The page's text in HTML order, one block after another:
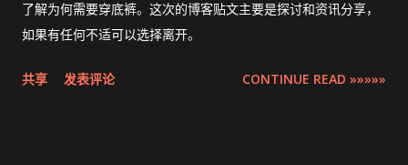
了解为何需要穿底裤。这次的博客贴文主要是探讨和资讯分享，
如果有任何不适可以选择离开。
共享 发表评论 CONTINUE READ »»»»»